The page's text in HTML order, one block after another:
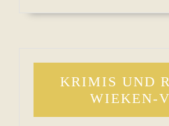
KRIMIS UND
WIEKEN-